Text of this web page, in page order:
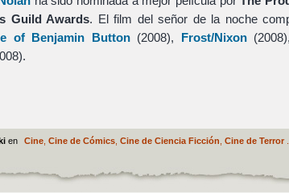
Guild Awards. El film del señor de la noche
of Benjamin Button(2008), Frost/Nixon
en Cine, Cine de Cómics, Cine de Ciencia Ficción Cine de Terror.